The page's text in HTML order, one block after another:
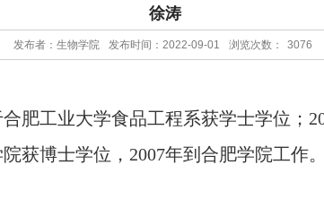
徐涛
发布者：生物学院 发布时间：2022-09-01 浏览次数： 3076
肥工业大学食品工程系获学士学位；
获博士学位，2007年到合肥学院工作。